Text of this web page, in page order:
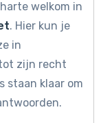
welkom in
. Hier kun je
in
zijn recht
staan klaar om